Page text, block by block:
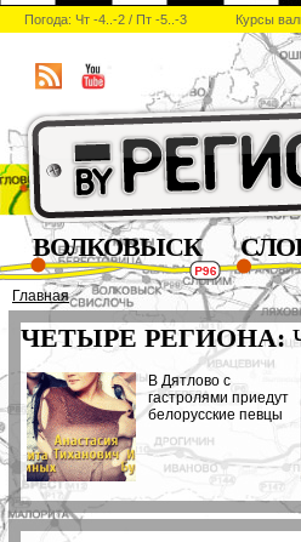
Погода: Чт -4..-2 / Пт -5..-3 Курсы
ВОЛКОВЫСК
Главная
ЧЕТЫРЕ РЕГИОНА:
В Дятлово с
гастролями приедут
белорусские певцы